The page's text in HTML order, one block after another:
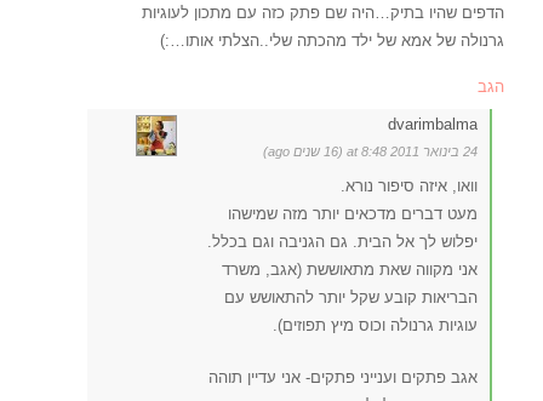
הדפים שהיו בתיק…היה שם פתק כזה עם מתכון לעוגיות
גרנולה של אמא של ילד מהכתה שלי..הצלתי אותו…:)
הגב
dvarimbalma
24 בינואר 2011 at 8:48 (16 שנים ago)
וואו, איזה סיפור נורא.
מעט דברים מדכאים יותר מזה שמישהו
יפלוש לך אל הבית. גם הגניבה וגם בכלל.
אני מקווה שאת מתאוששת (אגב, משרד
הבריאות קובע שקל יותר להתאושש עם
עוגיות גרנולה וכוס מיץ תפוזים).
אגב פתקים וענייני פתקים- אני עדיין תוהה